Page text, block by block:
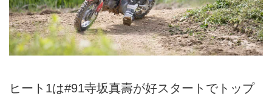
ヒート1は#91寺坂真壽が好スタートでトップ